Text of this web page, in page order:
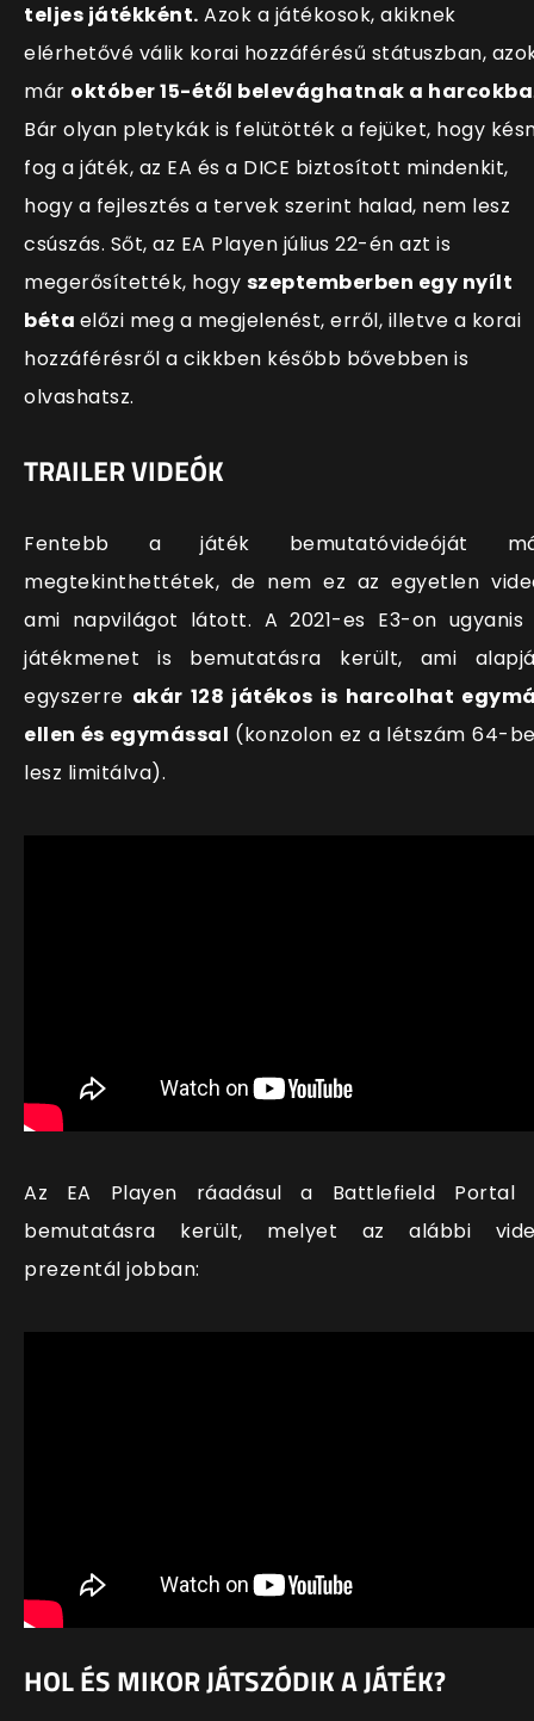
teljes játékként. Azok a játékosok, akiknek
elérhetővé válik korai hozzáférésű státuszban,
már október 15-étől belevághatnak a harcokba
Bár olyan pletykák is felütötték a fejüket, hogy
fog a játék, az EA és a DICE biztosított mindenkit,
hogy a fejlesztés a tervek szerint halad, nem lesz
csúszás. Sőt, az EA Playen július 22-én azt is
megerősítették, hogy szeptemberben egy nyílt
béta előzi meg a megjelenést, erről, illetve a korai
hozzáférésről a cikkben később bővebben is
olvashatsz.
TRAILER VIDEÓK
Fentebb a játék bemutatóvideóját
megtekinthettétek, de nem ez az egyetlen
ami napvilágot látott. A 2021-es E3-on ugyanis
játékmenet is bemutatásra került, ami
egyszerre akár 128 játékos is harcolhat
ellen és egymással (konzolon ez a létszám 64-
lesz limitálva).
Az EA Playen ráadásul a Battlefield Portal
bemutatásra került, melyet az alábbi
prezentál jobban:
HOL ÉS MIKOR JÁTSZÓDIK A JÁTÉK?